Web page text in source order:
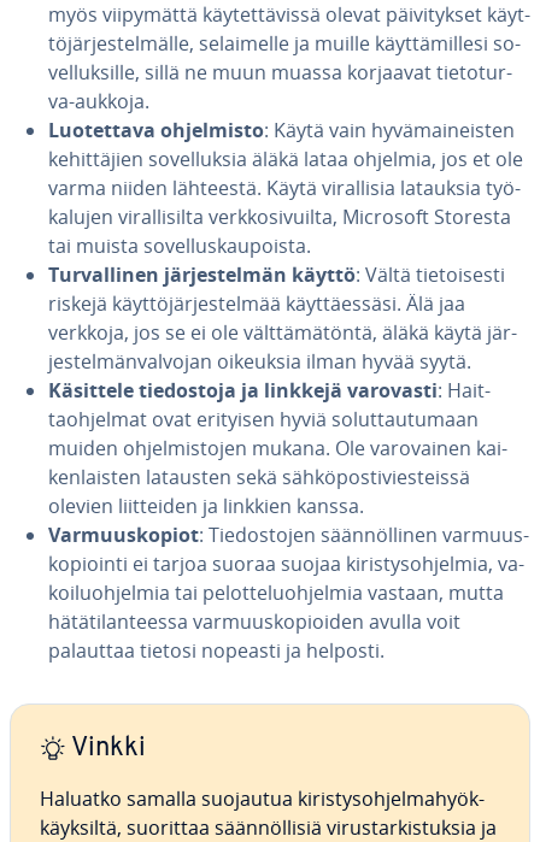
myös vii­py­mät­tä käy­tet­tä­vis­sä olevat päi­vi­tyk­set käyt­
tö­jär­jes­tel­mäl­le, se­lai­mel­le ja muille käyt­tä­mil­le­si so­
vel­luk­sil­le, sillä ne muun muassa korjaavat tie­to­tur­
va-aukkoja.
Luo­tet­ta­va oh­jel­mis­to: Käytä vain hy­vä­mai­neis­ten
ke­hit­tä­jien so­vel­luk­sia äläkä lataa ohjelmia, jos et ole
varma niiden lähteestä. Käytä vi­ral­li­sia latauksia työ­
ka­lu­jen vi­ral­li­sil­ta verk­ko­si­vuil­ta, Microsoft Storesta
tai muista so­vel­lus­kau­pois­ta.
Tur­val­li­nen jär­jes­tel­män käyttö: Vältä tie­toi­ses­ti
riskejä käyt­tö­jär­jes­tel­mää käyt­täes­sä­si. Älä jaa
verkkoja, jos se ei ole vält­tä­mä­tön­tä, äläkä käytä jär­
jes­tel­män­val­vo­jan oikeuksia ilman hyvää syytä.
Käsittele tie­dos­to­ja ja linkkejä varovasti: Hait­
taoh­jel­mat ovat erityisen hyviä so­lut­tau­tu­maan
muiden oh­jel­mis­to­jen mukana. Ole va­ro­vai­nen kai­
ken­lais­ten latausten sekä säh­kö­pos­ti­vies­teis­sä
olevien liit­tei­den ja linkkien kanssa.
Var­muus­ko­piot: Tie­dos­to­jen sään­nöl­li­nen var­muus­
ko­pioin­ti ei tarjoa suoraa suojaa ki­ris­tys­oh­jel­mia, va­
koi­luoh­jel­mia tai pe­lot­te­luoh­jel­mia vastaan, mutta
hä­tä­ti­lan­tees­sa var­muus­ko­pioi­den avulla voit
palauttaa tietosi nopeasti ja helposti.
Vinkki
Haluatko samalla suojautua ki­ris­tys­oh­jel­ma­hyök­
käyk­sil­tä, suorittaa sään­nöl­li­siä vi­rus­tar­kis­tuk­sia ja